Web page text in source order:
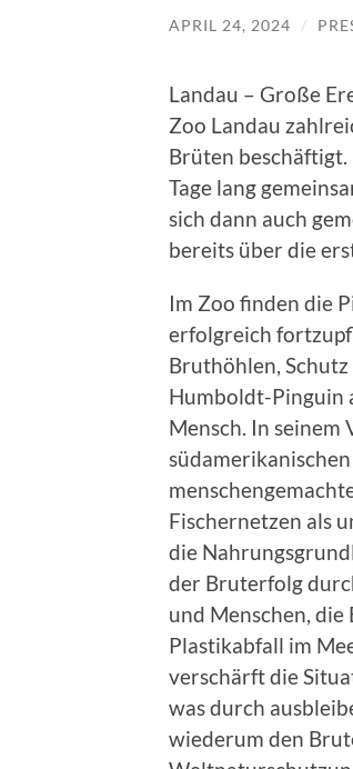
APRIL 24, 2024 /
Landau – Große
Zoo Landau
Brüten
Tage lang
sich dann auch
bereits über die
Im Zoo finden die
erfolgreich
Bruthöhlen,
Humboldt-Pinguin
Mensch. In seinem
Fischernetzen als
die
der Bruterfolg
und Menschen,
Plastikabfall im
verschärft die
was durch
wiederum den